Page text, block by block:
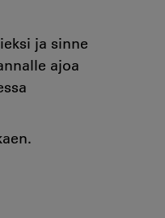
ja sinne
ajoa